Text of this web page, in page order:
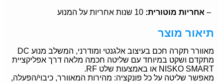
– אחריות מוטורית:
תיאור מוצר
מאוורר תקרה חכם בעיצוב אלגנטי ומודרני, המשלב מנוע DC
מתקדם ושקט במיוחד עם שליטה חכמה מלאה דרך אפליקציית
NISKO SMART או באמצעות שלט RF.
מאפשר שליטה על כל פונקציה: מהירות המאוורר, כיבוי/הפעלה,